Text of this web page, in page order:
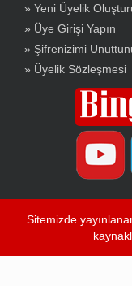
» Yeni Üyelik
» Üye Girişi Yapın
» Şifrenizimi
» Üyelik Sözleşmesi
Sitemizde